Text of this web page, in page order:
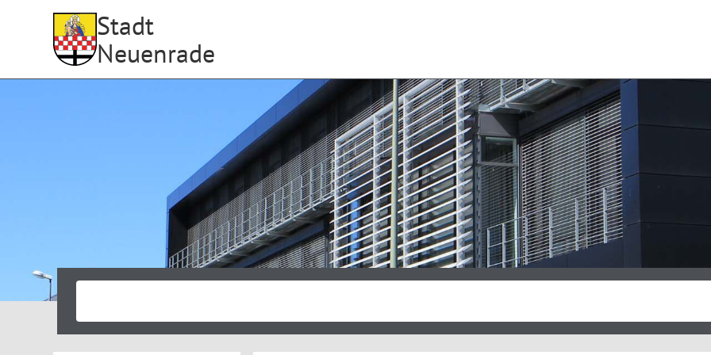
Stadt
Neuenrade